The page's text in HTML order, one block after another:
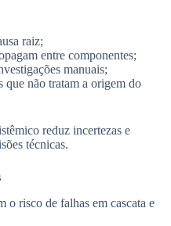
raiz;
entre componentes;
manuais;
que não tratam a origem do
reduz incertezas e
técnicas.
o risco de falhas em cascata e